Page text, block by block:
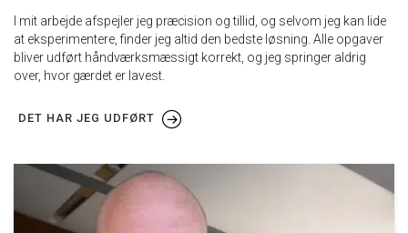
I mit arbejde afspejler jeg præcision og tillid, og selvom jeg kan lide
at eksperimentere, finder jeg altid den bedste løsning. Alle opgaver
bliver udført håndværksmæssigt korrekt, og jeg springer aldrig
over, hvor gærdet er lavest.
DET HAR JEG UDFØRT